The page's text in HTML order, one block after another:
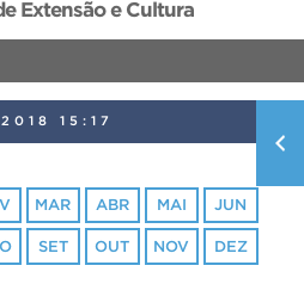
Legislação
Extensão e Cultura
15:17
MAR ABR MAI JUN
SET OUT NOV DEZ